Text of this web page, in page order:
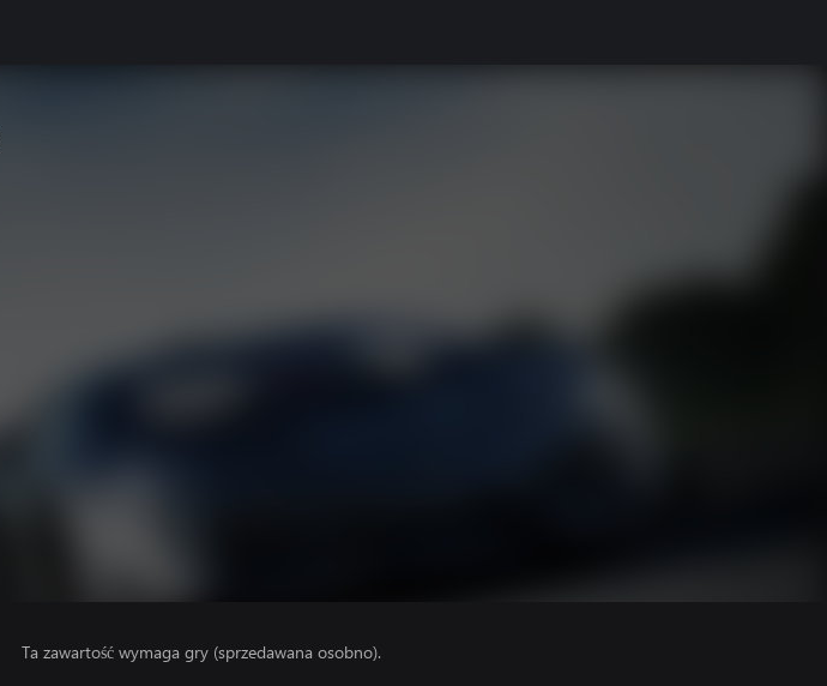
Ta zawartość wymaga gry (sprzedawana osobno).